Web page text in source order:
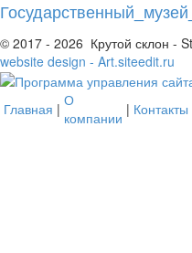
© 2017 - 2026 Крутой склон -
website design - Art.siteedit.ru
Главная | О
компании | Контакты